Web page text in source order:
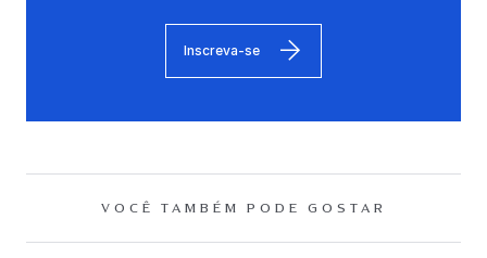
Inscreva-se
VOCÊ TAMBÉM PODE GOSTAR